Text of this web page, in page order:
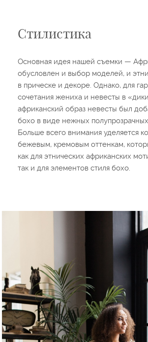
Стилистика
Основная идея нашей съемки —
обусловлен и выбор моделей, и
в прическе и декоре. Однако, для
сочетания жениха и невесты в
африканский образ невесты был
бохо в виде нежных полупрозрачных
Больше всего внимания уделяется
бежевым, кремовым оттенкам,
как для этнических африканских
так и для элементов стиля бохо.